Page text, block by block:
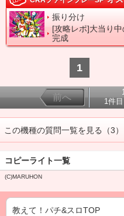
振り分け
[攻略レポ]大当り
完成
1
前へ
1件
この機種の質問一覧を見る（3）
コピーライト一覧
(C)MARUHON
教えて！パチ&スロTOP